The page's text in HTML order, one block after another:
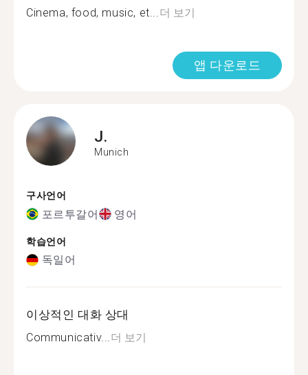
Cinema, food, music, et...더 보기
앱 다운로드
J.
Munich
구사언어
포르투갈어 영어
학습언어
독일어
이상적인 대화 상대
Communicativ...더 보기